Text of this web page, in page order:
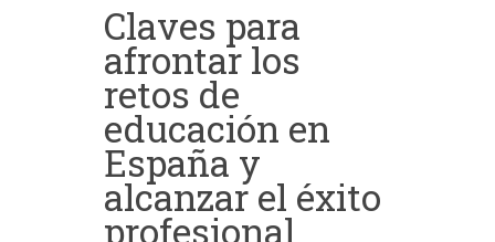
Claves para
afrontar los
retos de
educación en
España y
alcanzar el éxito
profesional